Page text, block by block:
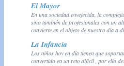
El Mayor
En una sociedad envejecida, la
sino también de profesionales con un
convierte en el objeto de nuestro día a
La Infancia
Los niños hoy en día tienen que
convertido en un reto difícil , por ello